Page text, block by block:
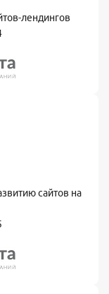
лендингов
сайтов на